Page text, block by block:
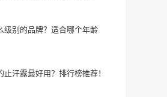
级别的品牌？适合哪个年龄
止汗露最好用？排行榜推荐！